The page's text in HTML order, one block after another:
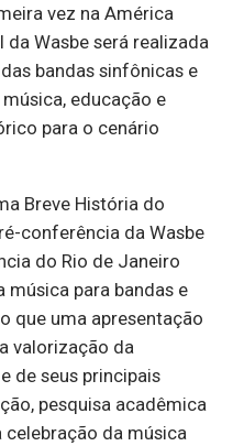
vez na América
Wasbe será realizada
bandas sinfônicas e
educação e
para o cenário
Breve História do
conferência da Wasbe
do Rio de Janeiro
para bandas e
que uma apresentação
valorização da
de seus principais
pesquisa acadêmica
da música